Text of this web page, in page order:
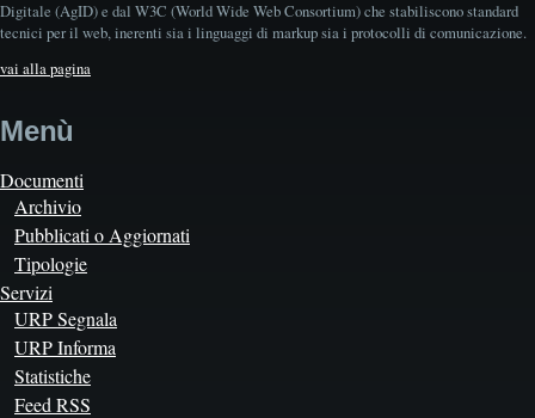
Digitale (AgID) e dal W3C (World Wide Web Consortium) che stabiliscono standard
tecnici per il web, inerenti sia i linguaggi di markup sia i protocolli di comunicazione.
vai alla pagina
Menù
Documenti
Archivio
Pubblicati o Aggiornati
Tipologie
Servizi
URP Segnala
URP Informa
Statistiche
Feed RSS